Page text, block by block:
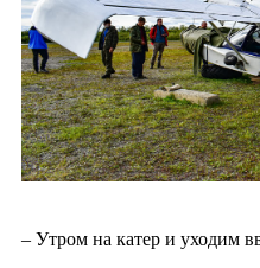
– Утром на катер и уходим